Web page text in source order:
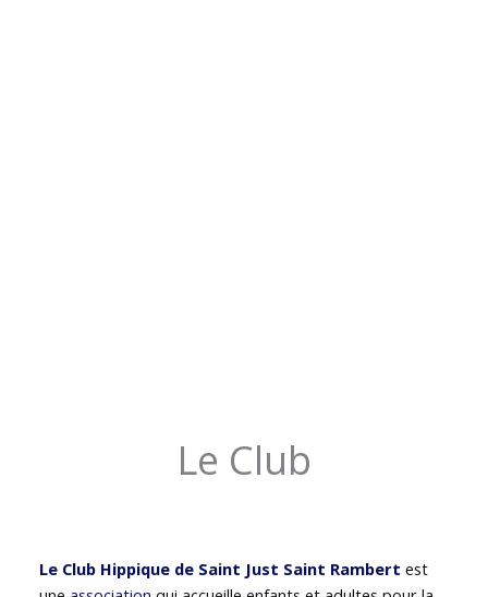
Le Club
Le Club Hippique de Saint Just Saint Rambert est